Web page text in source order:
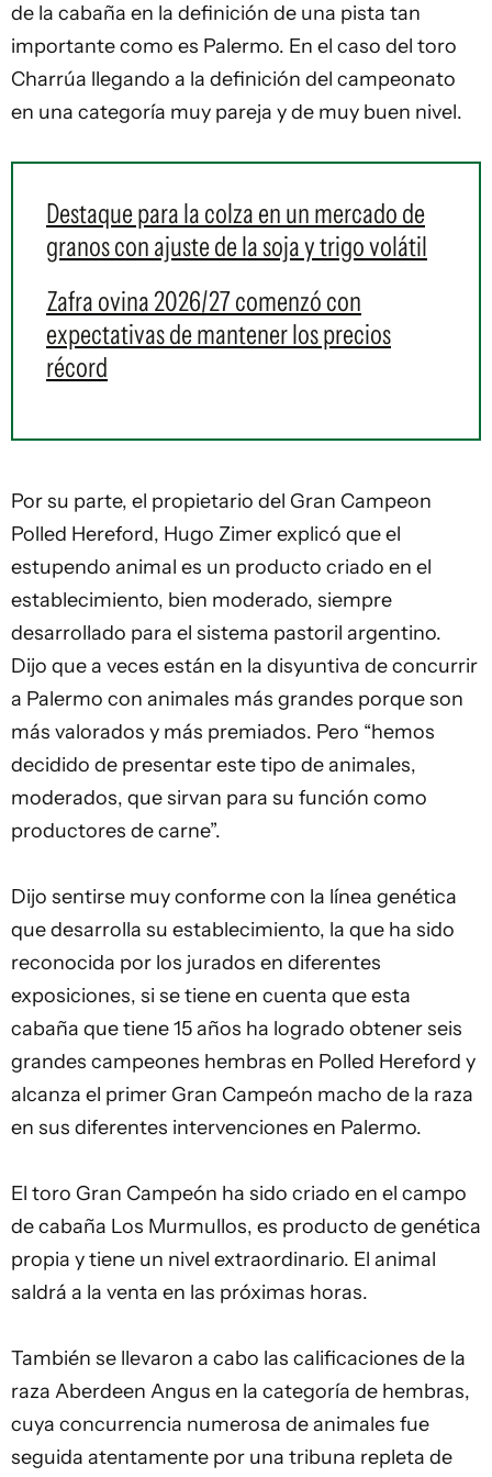
de la cabaña en la definición de una pista tan
importante como es Palermo. En el caso del toro
Charrúa llegando a la definición del campeonato
en una categoría muy pareja y de muy buen nivel.
Destaque para la colza en un mercado de
granos con ajuste de la soja y trigo volátil
Zafra ovina 2026/27 comenzó con
expectativas de mantener los precios
récord
Por su parte, el propietario del Gran Campeon
Polled Hereford, Hugo Zimer explicó que el
estupendo animal es un producto criado en el
establecimiento, bien moderado, siempre
desarrollado para el sistema pastoril argentino.
Dijo que a veces están en la disyuntiva de concurrir
a Palermo con animales más grandes porque son
más valorados y más premiados. Pero “hemos
decidido de presentar este tipo de animales,
moderados, que sirvan para su función como
productores de carne”.
Dijo sentirse muy conforme con la línea genética
que desarrolla su establecimiento, la que ha sido
reconocida por los jurados en diferentes
exposiciones, si se tiene en cuenta que esta
cabaña que tiene 15 años ha logrado obtener seis
grandes campeones hembras en Polled Hereford y
alcanza el primer Gran Campeón macho de la raza
en sus diferentes intervenciones en Palermo.
El toro Gran Campeón ha sido criado en el campo
de cabaña Los Murmullos, es producto de genética
propia y tiene un nivel extraordinario. El animal
saldrá a la venta en las próximas horas.
También se llevaron a cabo las calificaciones de la
raza Aberdeen Angus en la categoría de hembras,
cuya concurrencia numerosa de animales fue
seguida atentamente por una tribuna repleta de